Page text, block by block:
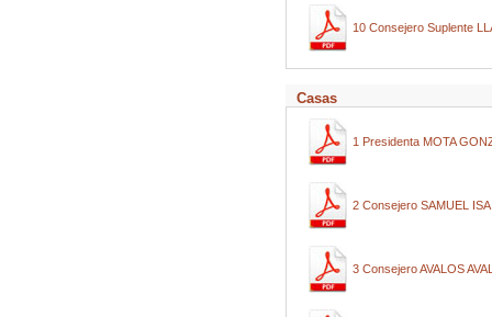
10 Consejero Suplente
Casas
1 Presidenta MOTA
2 Consejero SAMUEL
3 Consejero AVALOS